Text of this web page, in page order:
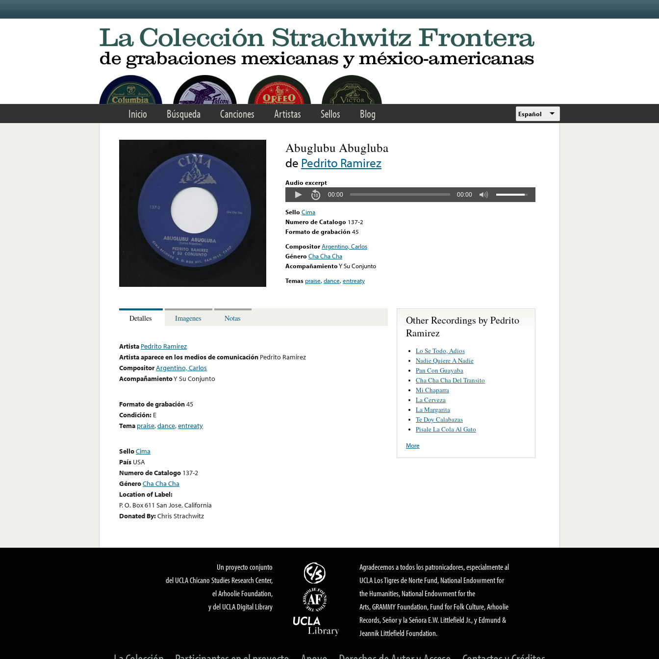
Inicio Búsqueda Canciones Artistas Sellos Blog Español
Abuglubu Abugluba
de Pedrito Ramirez
Audio excerpt
00:00 00:00
Sello Cima
Numero de Catalogo 137-2
Formato de grabación 45
CompositorArgentino, Carlos
Género Cha Cha Cha
AcompañamientoY Su Conjunto
Temas praise,dance,entreaty
Detalles Imagenes Notas
Artista Pedrito Ramirez
Artista aparece en los medios de comunicación Pedrito Ramirez
CompositorArgentino, Carlos
AcompañamientoY Su Conjunto
Formato de grabación45
Condición: E
Tema praise,dance,entreaty
SelloCima
País USA
Numero de Catalogo 137-2
GéneroCha Cha Cha
Location of Label:
P. O. Box 611 San Jose, California
Donated By:Chris Strachwitz
Other Recordings by Pedrito
Ramirez
Lo Se Todo, Adios
Nadie Quiere A Nadie
Pan Con Guayaba
Cha Cha Cha Del Transito
Mi Chaparra
La Cerveza
La Margarita
Te Doy Calabazas
Pisale La Cola Al Gato
More
Un proyecto conjunto
del UCLA Chicano Studies Research Center,
el Arhoolie Foundation,
y del UCLA Digital Library
Agradecemos a todos los patronicadores, especialmente al
UCLA Los Tigres de Norte Fund, National Endowment for
the Humanities, National Endowment for the
Arts, GRAMMY Foundation, Fund for Folk Culture, Arhoolie
Records, Señor y la Señora E.W. Littlefield Jr., y Edmund &
Jeannik Littlefield Foundation.